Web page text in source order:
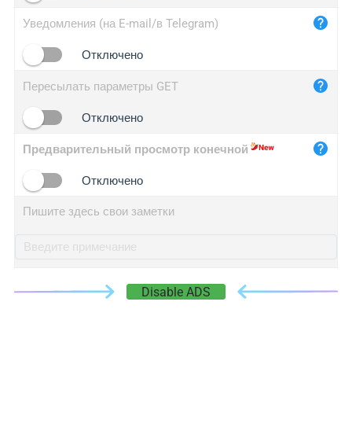
Уведомления (на E-mail/в Telegram)
Отключено
Пересылать параметры GET
Отключено
Предварительный просмотр конечной
Отключено
Пишите здесь свои заметки
Disable ADS